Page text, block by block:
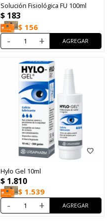
Solución Fisiológica FU 100ml
$ 183
$ 156
- +
Hylo Gel 10ml
$ 1.810
$ 1.539
- +